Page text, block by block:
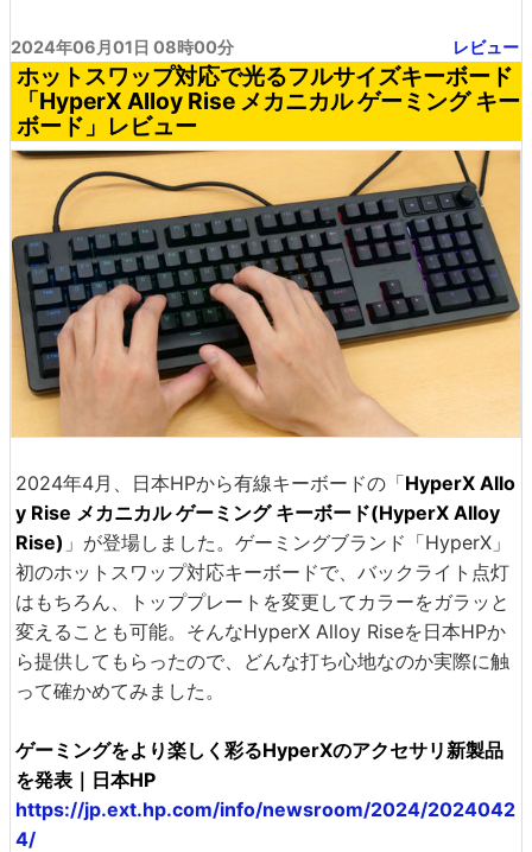
2024年06月01日 08時00分 レビュー
ホットスワップ対応で光るフルサイズキーボード
「HyperX Alloy Rise メカニカル ゲーミング キー
ボード」レビュー
2024年4月、日本HPから有線キーボードの「HyperX Allo
y Rise メカニカル ゲーミング キーボード(HyperX Alloy
Rise) 」が登場しました。ゲーミングブランド「HyperX」
初のホットスワップ対応キーボードで、バックライト点灯
はもちろん、トッププレートを変更してカラーをガラッと
変えることも可能。そんなHyperX Alloy Riseを日本HPか
ら提供してもらったので、どんな打ち心地なのか実際に触
って確かめてみました。
ゲーミングをより楽しく彩るHyperXのアクセサリ新製品
を発表｜日本HP
https://jp.ext.hp.com/info/newsroom/2024/2024042
4/